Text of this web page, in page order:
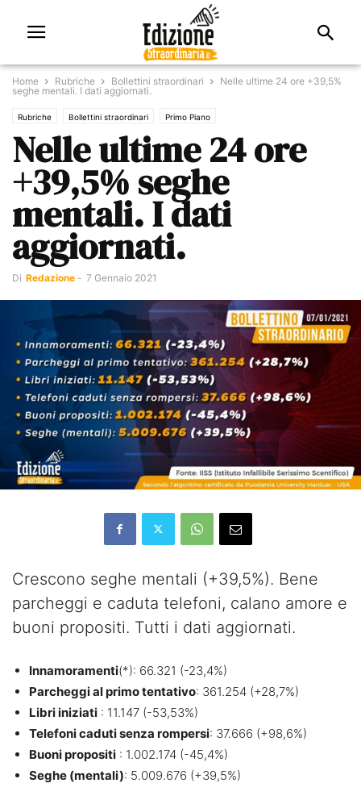
Home Rubriche Bollettini straordinari
Nelle ultime 24 ore +39,5%
seghe mentali. I dati aggiornati.
Rubriche Bollettini straordinari Primo Piano
Nelle ultime 24 ore
+39,5% seghe
mentali. I dati
aggiornati.
Di Redazione - 7 Gennaio 2021
Crescono seghe mentali (+39,5%). Bene
parcheggi e caduta telefoni, calano amore e
buoni propositi. Tutti i dati aggiornati.
Innamoramenti(*): 66.321 (-23,4%)
Parcheggi al primo tentativo: 361.254 (+28,7%)
Libri iniziati : 11.147 (-53,53%)
Telefoni caduti senza rompersi: 37.666 (+98,6%)
Buoni propositi : 1.002.174 (-45,4%)
Seghe (mentali): 5.009.676 (+39,5%)